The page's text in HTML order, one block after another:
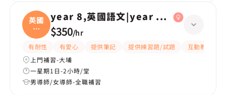
英國
語
文|
year 8,英國語文|year 6,英國語文
$350/hr
有耐性 有愛心 提供筆記 提供練習題/試題 互動教學
上門補習-大埔
一星期1日-2小時/堂
男導師/女導師-全職補習